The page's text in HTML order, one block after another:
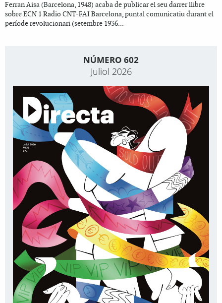
Ferran Aisa (Barcelona, 1948) acaba de publicar el seu darrer llibre
sobre ECN 1 Radio CNT-FAI Barcelona, puntal comunicatiu durant el
període revolucionari (setembre 1936...
NÚMERO 602
Juliol 2026